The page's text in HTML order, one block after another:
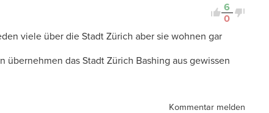
6
0
viele über die Stadt Zürich aber sie wohnen gar
das Stadt Zürich Bashing aus gewissen
Kommentar melden